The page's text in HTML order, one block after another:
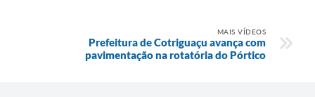
MAIS VÍDEOS
Prefeitura de Cotriguaçu avança com
pavimentação na rotatória do Pórtico